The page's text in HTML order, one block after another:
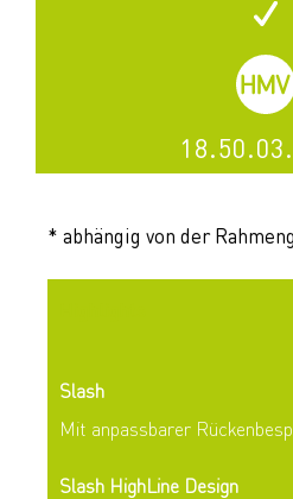
* abhängig von der
Slash
Mit anpassbarer
Slash HighLine Design